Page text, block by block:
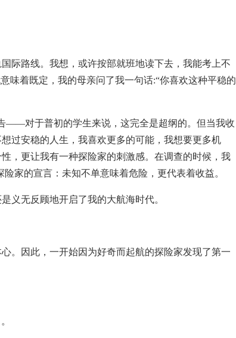
路线。我想，或许按部就班地读下去，我能考上不
味着既定，我的母亲问了我一句话:“你喜欢这种平稳的
对于普初的学生来说，这完全是超纲的。但当我收
过安稳的人生，我喜欢更多的可能，我想要更多机
，更让我有一种探险家的刺激感。在调查的时候，我
家的宣言：未知不单意味着危险，更代表着收益。
无反顾地开启了我的大航海时代。
因此，一开始因为好奇而起航的探险家发现了第一